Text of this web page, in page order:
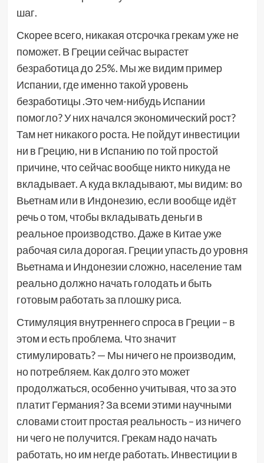
шаг.
Скорее всего, никакая отсрочка грекам уже не
поможет. В Греции сейчас вырастет
безработица до 25%. Мы же видим пример
Испании, где именно такой уровень
безработицы .Это чем-нибудь Испании
помогло? У них начался экономический рост?
Там нет никакого роста. Не пойдут инвестиции
ни в Грецию, ни в Испанию по той простой
причине, что сейчас вообще никто никуда не
вкладывает. А куда вкладывают, мы видим: во
Вьетнам или в Индонезию, если вообще идёт
речь о том, чтобы вкладывать деньги в
реальное производство. Даже в Китае уже
рабочая сила дорогая. Греции упасть до уровня
Вьетнама и Индонезии сложно, население там
реально должно начать голодать и быть
готовым работать за плошку риса.
Стимуляция внутреннего спроса в Греции – в
этом и есть проблема. Что значит
стимулировать? — Мы ничего не производим,
но потребляем. Как долго это может
продолжаться, особенно учитывая, что за это
платит Германия? За всеми этими научными
словами стоит простая реальность – из ничего
ни чего не получится. Грекам надо начать
работать, но им негде работать. Инвестиции в